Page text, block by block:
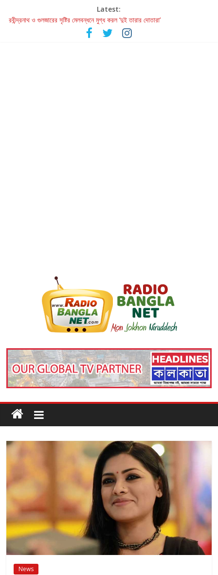
Latest:
রবীন্দ্রনাথ ও গুলজারের সৃষ্টির মেলবন্ধনে মুগ্ধ করল ‘দুই তারার দোতারা’
কলের গান থেকে রীলস্ — বাঙালির গান শোনার বিবর্তনের গল্প
জগন্নাথমঙ্গলম্ — বাংলায় প্রথমবার মঞ্চে এবার রথযাত্রার উদযাপন
News